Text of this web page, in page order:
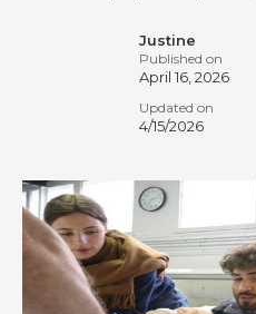
Justine
Published on
April 16, 2026
Updated on
4/15/2026